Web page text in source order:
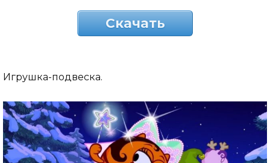
Скачать
Игрушка-подвеска.